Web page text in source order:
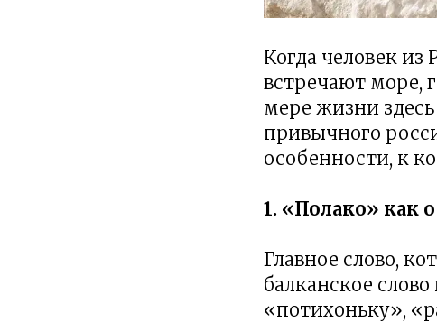
Когда человек из
встречают море,
мере жизни
привычного
особенности, к
1. «Полако» как
Главное слово,
балканское
«потихоньку»,